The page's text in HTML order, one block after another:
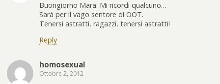
Buongiorno Mara. Mi ricordi qualcuno…
Sarà per il vago sentore di OOT.
Tenersi astratti, ragazzi, tenersi astratti!
Reply
homosexual
Ottobre 2, 2012